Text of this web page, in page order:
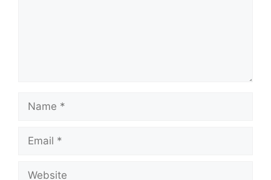
Name
Email
Website